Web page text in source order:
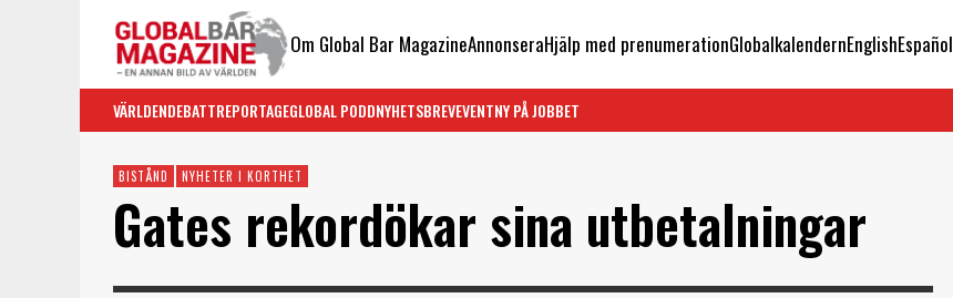
Om Global Bar MagazineAnnonseraHjälp med prenumerationGlobalkalendernEnglishEspañol
VÄRLDENDEBATTREPORTAGEGLOBAL PODDNYHETSBREVEVENTNY PÅ JOBBET
BISTÅND NYHETER I KORTHET
Gates rekordökar sina utbetalningar